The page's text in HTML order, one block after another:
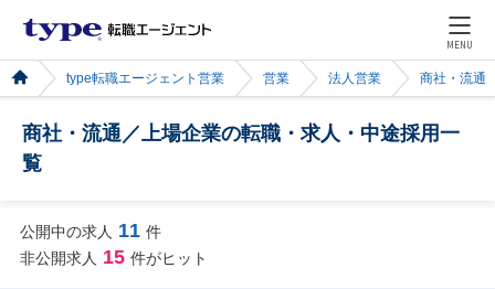
MENU
type転職エージェント営業 営業 法人営業 商社・流通
商社・流通／上場企業の転職・求人・中途採用一
覧
公開中の求人 11 件
非公開求人 15 件がヒット